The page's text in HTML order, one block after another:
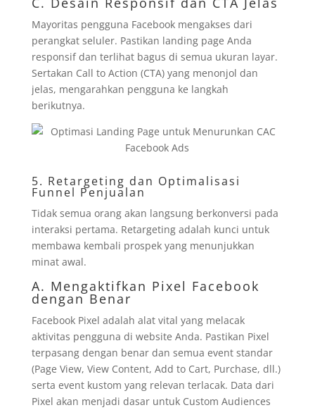
Mayoritas pengguna Facebook mengakses dari
perangkat seluler. Pastikan landing page Anda
responsif dan terlihat bagus di semua ukuran layar.
Sertakan Call to Action (CTA) yang menonjol dan
jelas, mengarahkan pengguna ke langkah
berikutnya.
5. Retargeting dan Optimalisasi
Funnel Penjualan
Tidak semua orang akan langsung berkonversi pada
interaksi pertama. Retargeting adalah kunci untuk
membawa kembali prospek yang menunjukkan
minat awal.
A. Mengaktifkan Pixel Facebook
dengan Benar
Facebook Pixel adalah alat vital yang melacak
aktivitas pengguna di website Anda. Pastikan Pixel
terpasang dengan benar dan semua event standar
(Page View, View Content, Add to Cart, Purchase, dll.)
serta event kustom yang relevan terlacak. Data dari
Pixel akan menjadi dasar untuk Custom Audiences